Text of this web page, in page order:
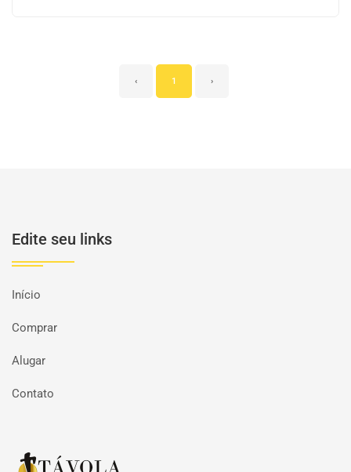
‹ 1 ›
Edite seu links
Início
Comprar
Alugar
Contato
Página inicial